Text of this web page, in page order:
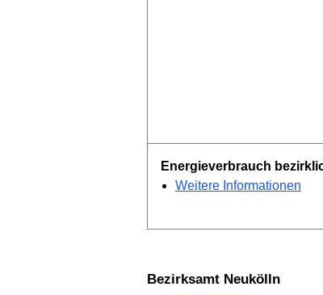
Energieverbrauch
Weitere Informationen
Bezirksamt Neukölln